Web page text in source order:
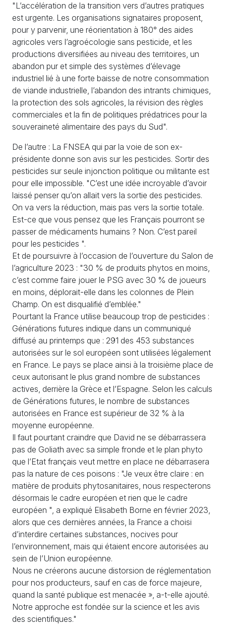
"L’accélération de la transition vers d’autres pratiques
est urgente. Les organisations signataires proposent,
pour y parvenir, une réorientation à 180° des aides
agricoles vers l’agroécologie sans pesticide, et les
productions diversifiées au niveau des territoires, un
abandon pur et simple des systèmes d’élevage
industriel lié à une forte baisse de notre consommation
de viande industrielle, l’abandon des intrants chimiques,
la protection des sols agricoles, la révision des règles
commerciales et la fin de politiques prédatrices pour la
souveraineté alimentaire des pays du Sud".
De l’autre : La FNSEA qui par la voie de son ex-
présidente donne son avis sur les pesticides. Sortir des
pesticides sur seule injonction politique ou militante est
pour elle impossible. "C’est une idée incroyable d’avoir
laissé penser qu’on allait vers la sortie des pesticides.
On va vers la réduction, mais pas vers la sortie totale.
Est-ce que vous pensez que les Français pourront se
passer de médicaments humains ? Non. C’est pareil
pour les pesticides ".
Et de poursuivre à l’occasion de l’ouverture du Salon de
l’agriculture 2023 : "30 % de produits phytos en moins,
c’est comme faire jouer le PSG avec 30 % de joueurs
en moins, déplorait-elle dans les colonnes de Plein
Champ. On est disqualifié d’emblée."
Pourtant la France utilise beaucoup trop de pesticides :
Générations futures indique dans un communiqué
diffusé au printemps que : 291 des 453 substances
autorisées sur le sol européen sont utilisées légalement
en France. Le pays se place ainsi à la troisième place de
ceux autorisant le plus grand nombre de substances
actives, derrière la Grèce et l’Espagne. Selon les calculs
de Générations futures, le nombre de substances
autorisées en France est supérieur de 32 % à la
moyenne européenne.
Il faut pourtant craindre que David ne se débarrassera
pas de Goliath avec sa simple fronde et le plan phyto
que l’Etat français veut mettre en place ne débarrasera
pas la nature de ces poisons : "Je veux être claire : en
matière de produits phytosanitaires, nous respecterons
désormais le cadre européen et rien que le cadre
européen ", a expliqué Elisabeth Borne en février 2023,
alors que ces dernières années, la France a choisi
d’interdire certaines substances, nocives pour
l’environnement, mais qui étaient encore autorisées au
sein de l’Union européenne.
Nous ne créerons aucune distorsion de réglementation
pour nos producteurs, sauf en cas de force majeure,
quand la santé publique est menacée », a-t-elle ajouté.
Notre approche est fondée sur la science et les avis
des scientifiques."